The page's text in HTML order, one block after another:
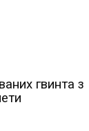
гвинта з